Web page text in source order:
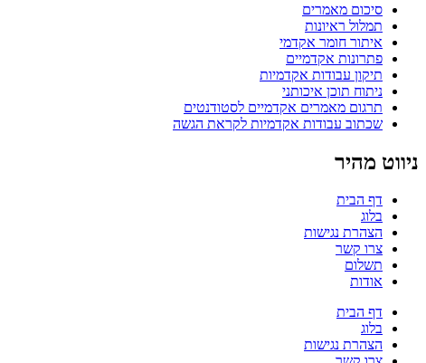
סיכום מאמרים
תמלול ראיונות
איתור חומר אקדמי
פתרונות אקדמיים
תיקון עבודות אקדמיות
ניתוח תוכן איכותני
תרגום מאמרים אקדמיים לסטודנטים
שכתוב עבודות אקדמיות לקראת הגשה
ניווט מהיר
דף הבית
בלוג
הצהרת נגישות
צרו קשר
תשלום
אודות
דף הבית
בלוג
הצהרת נגישות